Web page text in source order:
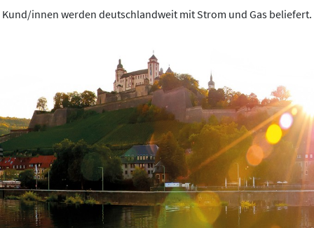
Kund/innen werden deutschlandweit mit Strom und Gas beliefert.